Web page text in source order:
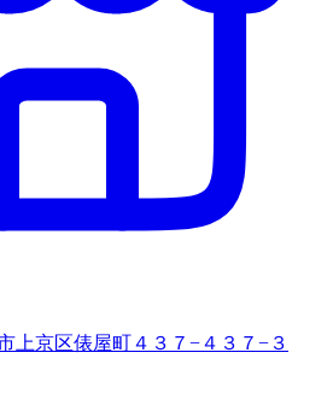
上京区俵屋町４３７−４３７−３